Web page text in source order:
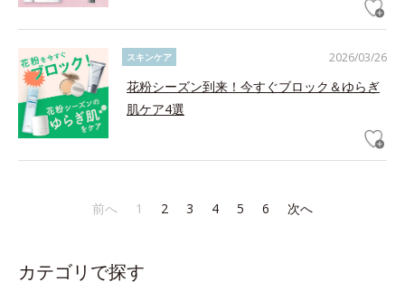
2026/03/26
スキンケア
花粉シーズン到来！今すぐブロック＆ゆらぎ
肌ケア4選
前へ 1 2 3 4 5 6 次へ
カテゴリで探す